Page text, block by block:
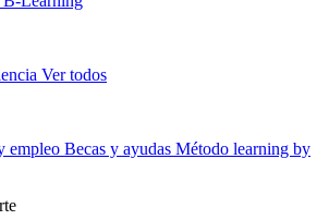
Ver todos
empleo Becas y ayudas Método learning by